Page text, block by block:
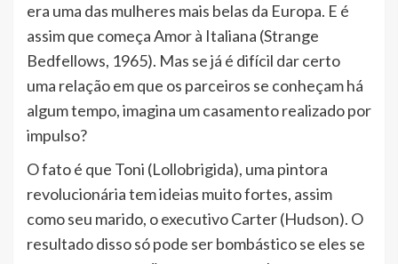
era uma das mulheres mais belas da Europa. E é
assim que começa Amor à Italiana (Strange
Bedfellows, 1965). Mas se já é difícil dar certo
uma relação em que os parceiros se conheçam há
algum tempo, imagina um casamento realizado por
impulso?
O fato é que Toni (Lollobrigida), uma pintora
revolucionária tem ideias muito fortes, assim
como seu marido, o executivo Carter (Hudson). O
resultado disso só pode ser bombástico se eles se